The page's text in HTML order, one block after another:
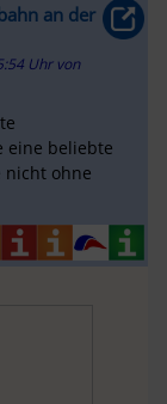
an der
Uhr von
eine beliebte
nicht ohne